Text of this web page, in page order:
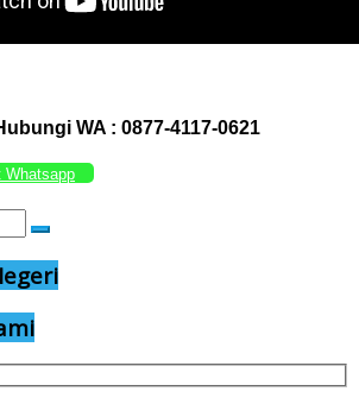
WA : 0877-4117-0621
Whatsapp